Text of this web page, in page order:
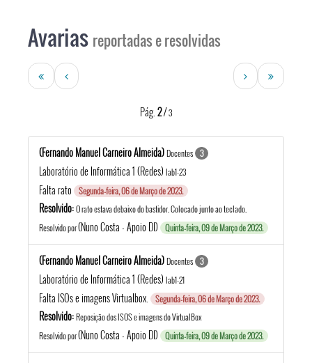
Avarias reportadas e resolvidas
Pág. 2/3
(Fernando Manuel Carneiro Almeida)Docentes 3
Laboratório de Informática 1 (Redes) lab1-23
Falta rato Segunda-feira, 06 de Março de 2023.
Resolvido:O rato estava debaixo do bastidor. Colocado junto ao teclado.
Resolvido por(Nuno Costa - Apoio DI) Quinta-feira, 09 de Março de 2023.
(Fernando Manuel Carneiro Almeida)Docentes 3
Laboratório de Informática 1 (Redes) lab1-21
Falta ISOs e imagens Virtualbox. Segunda-feira, 06 de Março de 2023.
Resolvido:Reposição dos ISOS e imagens do VirtualBox
Resolvido por(Nuno Costa - Apoio DI) Quinta-feira, 09 de Março de 2023.